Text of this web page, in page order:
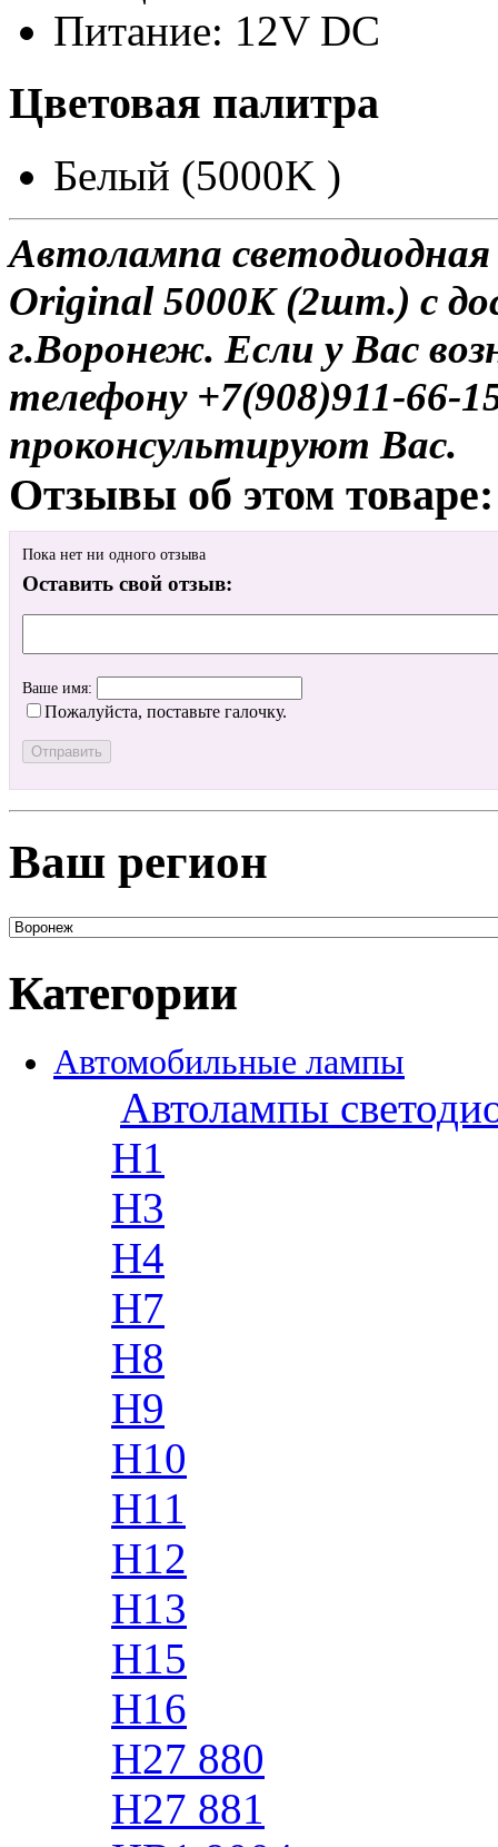
Питание: 12V DC
Цветовая палитра
Белый (5000K )
Автолампа
Original 5000K (2шт.) с
г.Воронеж. Если у Вас
телефону +7(908)911-
проконсультируют Вас.
Отзывы об этом товаре:
Пока нет ни одного отзыва
Оставить свой отзыв:
Ваше имя:
Пожалуйста, поставьте галочку.
Ваш регион
Категории
Автомобильные лампы
Автолампы
H1
H3
H4
H7
H8
H9
H10
H11
H12
H13
H15
H16
H27 880
H27 881